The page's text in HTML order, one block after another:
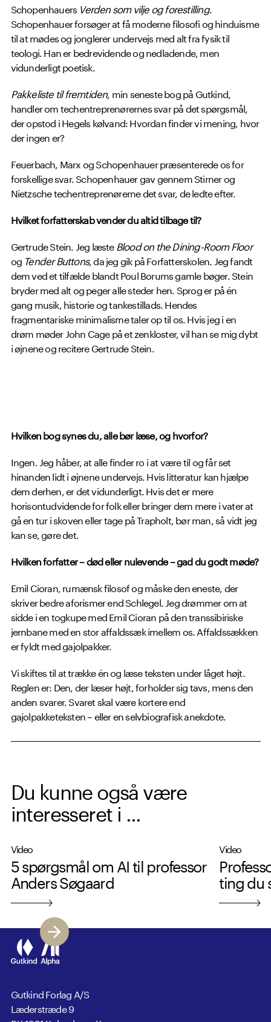
Schopenhauers Verden som vilje og forestilling.
Schopenhauer forsøger at få moderne filosofi og hinduisme
til at mødes og jonglerer undervejs med alt fra fysik til
teologi. Han er bedrevidende og nedladende, men
vidunderligt poetisk.
Pakkeliste til fremtiden, min seneste bog på Gutkind,
handler om techentreprenørernes svar på det spørgsmål,
der opstod i Hegels kølvand: Hvordan finder vi mening, hvor
der ingen er?
Feuerbach, Marx og Schopenhauer præsenterede os for
forskellige svar. Schopenhauer gav gennem Stirner og
Nietzsche techentreprenørerne det svar, de ledte efter.
Hvilket forfatterskab vender du altid tilbage til?
Gertrude Stein. Jeg læste Blood on the Dining-Room Floor
og Tender Buttons, da jeg gik på Forfatterskolen. Jeg fandt
dem ved et tilfælde blandt Poul Borums gamle bøger. Stein
bryder med alt og peger alle steder hen. Sprog er på én
gang musik, historie og tankestillads. Hendes
fragmentariske minimalisme taler op til os. Hvis jeg i en
drøm møder John Cage på et zenkloster, vil han se mig dybt
i øjnene og recitere Gertrude Stein.
Hvilken bog synes du, alle bør læse, og hvorfor?
Ingen. Jeg håber, at alle finder ro i at være til og får set
hinanden lidt i øjnene undervejs. Hvis litteratur kan hjælpe
dem derhen, er det vidunderligt. Hvis det er mere
horisontudvidende for folk eller bringer dem mere i vater at
gå en tur i skoven eller tage på Trapholt, bør man, så vidt jeg
kan se, gøre det.
Hvilken forfatter – død eller nulevende – gad du godt møde?
Emil Cioran, rumænsk filosof og måske den eneste, der
skriver bedre aforismer end Schlegel. Jeg drømmer om at
sidde i en togkupe med Emil Cioran på den transsibiriske
jernbane med en stor affaldssæk imellem os. Affaldssækken
er fyldt med gajolpakker.
Vi skiftes til at trække én og læse teksten under låget højt.
Reglen er: Den, der læser højt, forholder sig tavs, mens den
anden svarer. Svaret skal være kortere end
gajolpakketeksten – eller en selvbiografisk anekdote.
Du kunne også være
interesseret i ...
Video
5 spørgsmål om AI til professor
Anders Søgaard
Video
ting du
Gutkind Forlag A/S
Læderstræde 9